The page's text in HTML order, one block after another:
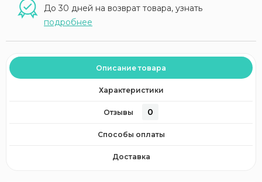
До 30 дней на возврат товара, узнать
подробнее
Описание товара
Характеристики
Отзывы 0
Способы оплаты
Доставка